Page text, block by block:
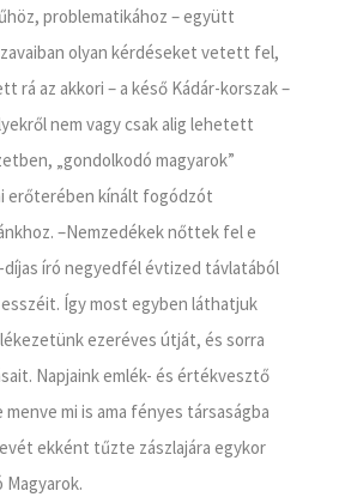
problematikához – együtt
olyan kérdéseket vetett fel,
az akkori – a késő Kádár-korszak –
nem vagy csak alig lehetett
„gondolkodó magyarok”
erőterében kínált fogódzót
–Nemzedékek nőttek fel e
író negyedfél évtized távlatából
Így most egyben láthatjuk
ezeréves útját, és sorra
Napjaink emlék- és értékvesztő
mi is ama fényes társaságba
ekként tűzte zászlajára egykor